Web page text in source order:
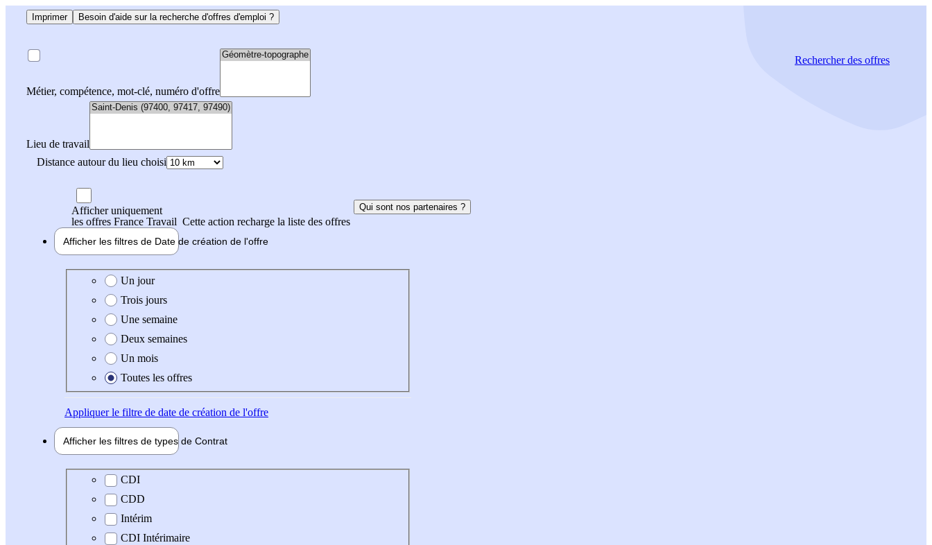
Imprimer Besoin d'aide sur la recherche d'offres d'emploi ?
Métier, compétence, mot-clé, numéro d'offre
Lieu de travail
Distance autour du lieu choisi
Rechercherdes offres
Afficher uniquement
les offres France Travail Cette action recharge la liste des offres
Qui sont nos partenaires ?
Afficher les filtres de Date de création de l'offre
Date de création de l'offre
Un jour
Trois jours
Une semaine
Deux semaines
Un mois
Toutes les offres
Appliquerle filtre de date de création de l'offre
Afficher les filtres de types de Contrat
Type de contrat
CDI
CDD
Intérim
CDI Intérimaire